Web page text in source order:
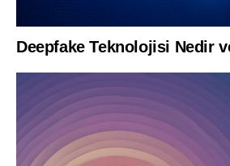
Deepfake Teknolojisi Nedir